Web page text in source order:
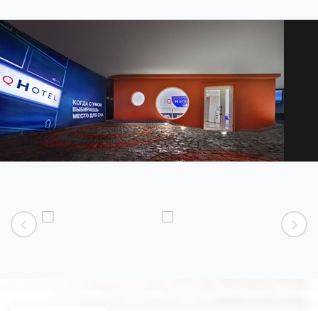
Изготовление щитов Проект